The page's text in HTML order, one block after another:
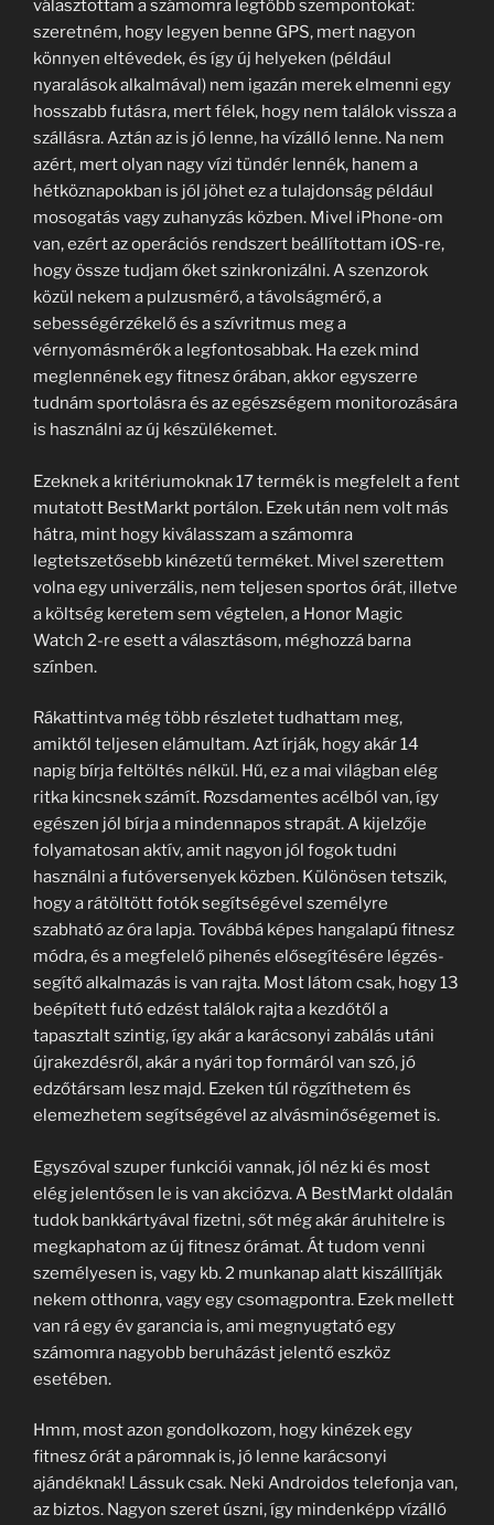
választottam a számomra legfőbb szempontokat:
szeretném, hogy legyen benne GPS, mert nagyon
könnyen eltévedek, és így új helyeken (például
nyaralások alkalmával) nem igazán merek elmenni egy
hosszabb futásra, mert félek, hogy nem találok vissza a
szállásra. Aztán az is jó lenne, ha vízálló lenne. Na nem
azért, mert olyan nagy vízi tündér lennék, hanem a
hétköznapokban is jól jöhet ez a tulajdonság például
mosogatás vagy zuhanyzás közben. Mivel iPhone-om
van, ezért az operációs rendszert beállítottam iOS-re,
hogy össze tudjam őket szinkronizálni. A szenzorok
közül nekem a pulzusmérő, a távolságmérő, a
sebességérzékelő és a szívritmus meg a
vérnyomásmérők a legfontosabbak. Ha ezek mind
meglennének egy fitnesz órában, akkor egyszerre
tudnám sportolásra és az egészségem monitorozására
is használni az új készülékemet.
Ezeknek a kritériumoknak 17 termék is megfelelt a fent
mutatott BestMarkt portálon. Ezek után nem volt más
hátra, mint hogy kiválasszam a számomra
legtetszetősebb kinézetű terméket. Mivel szerettem
volna egy univerzális, nem teljesen sportos órát, illetve
a költség keretem sem végtelen, a Honor Magic
Watch 2-re esett a választásom, méghozzá barna
színben.
Rákattintva még több részletet tudhattam meg,
amiktől teljesen elámultam. Azt írják, hogy akár 14
napig bírja feltöltés nélkül. Hű, ez a mai világban elég
ritka kincsnek számít. Rozsdamentes acélból van, így
egészen jól bírja a mindennapos strapát. A kijelzője
folyamatosan aktív, amit nagyon jól fogok tudni
használni a futóversenyek közben. Különösen tetszik,
hogy a rátöltött fotók segítségével személyre
szabható az óra lapja. Továbbá képes hangalapú fitnesz
módra, és a megfelelő pihenés elősegítésére légzés-
segítő alkalmazás is van rajta. Most látom csak, hogy 13
beépített futó edzést találok rajta a kezdőtől a
tapasztalt szintig, így akár a karácsonyi zabálás utáni
újrakezdésről, akár a nyári top formáról van szó, jó
edzőtársam lesz majd. Ezeken túl rögzíthetem és
elemezhetem segítségével az alvásminőségemet is.
Egyszóval szuper funkciói vannak, jól néz ki és most
elég jelentősen le is van akciózva. A BestMarkt oldalán
tudok bankkártyával fizetni, sőt még akár áruhitelre is
megkaphatom az új fitnesz órámat. Át tudom venni
személyesen is, vagy kb. 2 munkanap alatt kiszállítják
nekem otthonra, vagy egy csomagpontra. Ezek mellett
van rá egy év garancia is, ami megnyugtató egy
számomra nagyobb beruházást jelentő eszköz
esetében.
Hmm, most azon gondolkozom, hogy kinézek egy
fitnesz órát a páromnak is, jó lenne karácsonyi
ajándéknak! Lássuk csak. Neki Androidos telefonja van,
az biztos. Nagyon szeret úszni, így mindenképp vízálló